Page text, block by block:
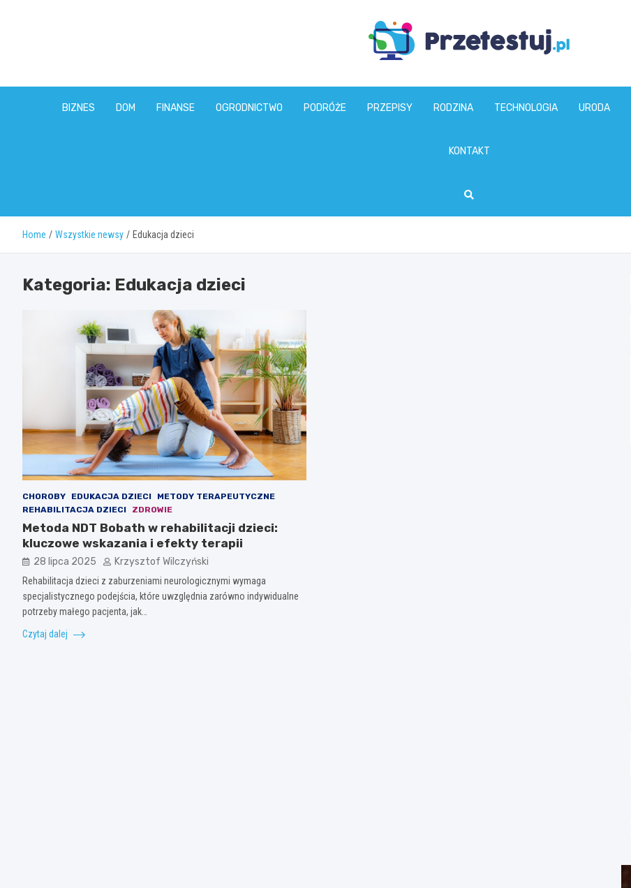
przetestuj.pl
BIZNES DOM FINANSE OGRODNICTWO PODRÓŻE PRZEPISY RODZINA TECHNOLOGIA URODA
KONTAKT
Home Wszystkie newsy Edukacja dzieci
Kategoria: Edukacja dzieci
CHOROBY EDUKACJA DZIECI
METODY TERAPEUTYCZNE
REHABILITACJA DZIECI
ZDROWIE
Metoda NDT Bobath w rehabilitacji dzieci:
kluczowe wskazania i efekty terapii
28 lipca 2025 Krzysztof Wilczyński
Rehabilitacja dzieci z zaburzeniami neurologicznymi wymaga
specjalistycznego podejścia, które uwzględnia zarówno indywidualne
potrzeby małego pacjenta, jak…
Czytaj dalej